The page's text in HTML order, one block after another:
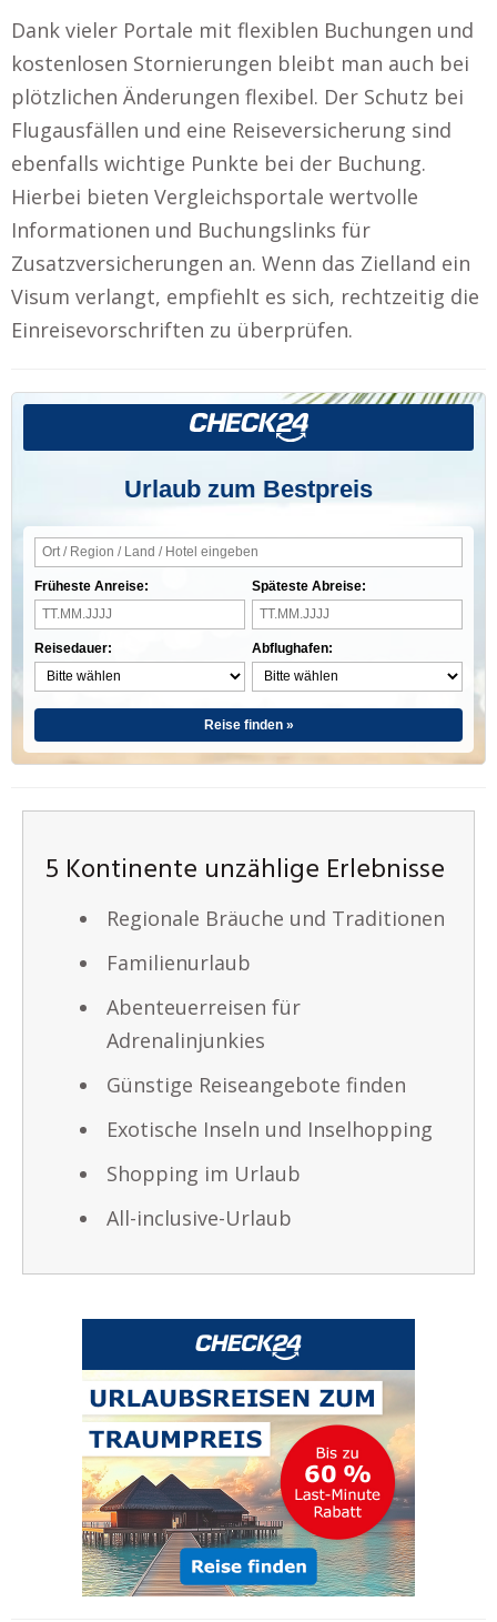
Dank vieler Portale mit flexiblen Buchungen und
kostenlosen Stornierungen bleibt man auch bei
plötzlichen Änderungen flexibel. Der Schutz bei
Flugausfällen und eine Reiseversicherung sind
ebenfalls wichtige Punkte bei der Buchung.
Hierbei bieten Vergleichsportale wertvolle
Informationen und Buchungslinks für
Zusatzversicherungen an. Wenn das Zielland ein
Visum verlangt, empfiehlt es sich, rechtzeitig die
Einreisevorschriften zu überprüfen.
Urlaub zum Bestpreis
Früheste Anreise:
Reisedauer:
Späteste Abreise:
Abflughafen:
Reise finden »
5 Kontinente unzählige Erlebnisse
Regionale Bräuche und Traditionen
Familienurlaub
Abenteuerreisen für
Adrenalinjunkies
Günstige Reiseangebote finden
Exotische Inseln und Inselhopping
Shopping im Urlaub
All-inclusive-Urlaub